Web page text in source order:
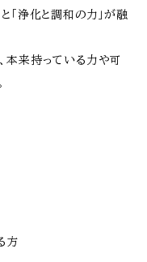
「浄化と調和の力」が融
本来持っている力や可
方